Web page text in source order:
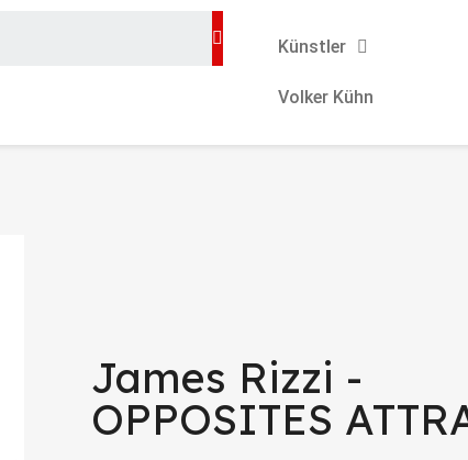
Künstler
Volker Kühn
James Rizzi -
OPPOSITES